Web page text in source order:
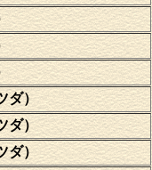
ダ）
ダ）
ダ）